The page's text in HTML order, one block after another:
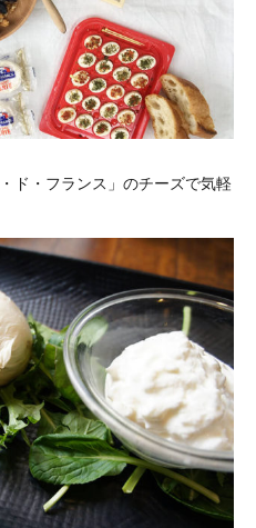
ド・フランス」のチーズで気軽